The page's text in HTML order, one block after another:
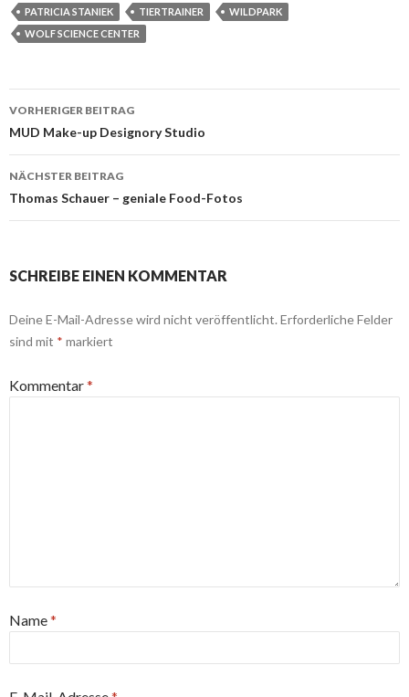
PATRICIA STANIEK TIERTRAINER
WILDPARK
WOLF SCIENCE CENTER
Beitrags-
Navigation
VORHERIGER BEITRAG
MUD Make-up Designory Studio
NÄCHSTER BEITRAG
Thomas Schauer – geniale Food-Fotos
SCHREIBE EINEN KOMMENTAR
Deine E-Mail-Adresse wird nicht veröffentlicht. Erforderliche Felder
sind mit * markiert
Kommentar*
Name*